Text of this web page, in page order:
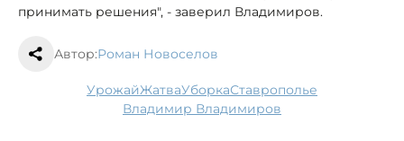
принимать решения", - заверил Владимиров.
Автор:Роман Новоселов
урожай жатва уборка
Ставрополье
Владимир Владимиров